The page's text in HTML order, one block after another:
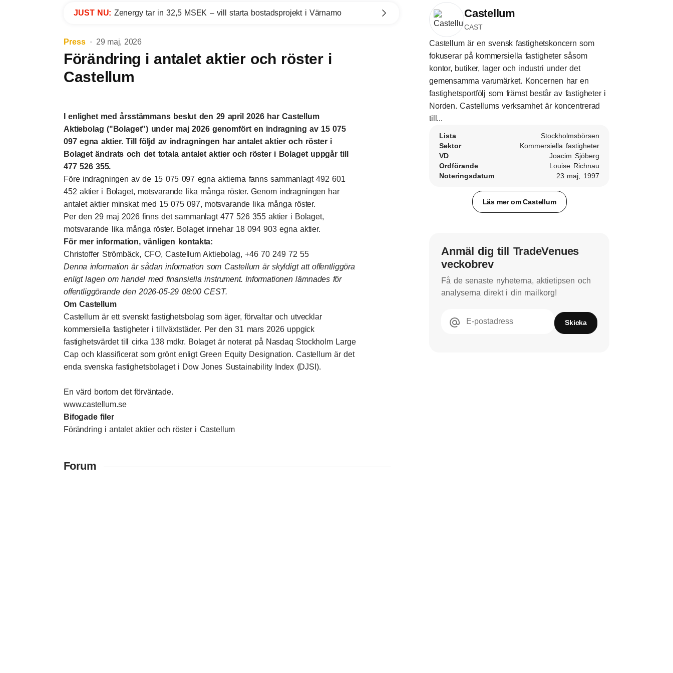
JUST NU: Zenergy tar in 32,5 MSEK – vill starta bostadsprojekt i Värnamo
Press 29 maj, 2026
Förändring i antalet aktier och röster i
Castellum
I enlighet med årsstämmans beslut den 29 april 2026 har Castellum
Aktiebolag ("Bolaget") under maj 2026 genomfört en indragning av 15 075
097 egna aktier. Till följd av indragningen har antalet aktier och röster i
Bolaget ändrats och det totala antalet aktier och röster i Bolaget uppgår till
477 526 355.
Före indragningen av de 15 075 097 egna aktierna fanns sammanlagt 492 601
452 aktier i Bolaget, motsvarande lika många röster. Genom indragningen har
antalet aktier minskat med 15 075 097, motsvarande lika många röster.
Per den 29 maj 2026 finns det sammanlagt 477 526 355 aktier i Bolaget,
motsvarande lika många röster. Bolaget innehar 18 094 903 egna aktier.
För mer information, vänligen kontakta:
Christoffer Strömbäck, CFO, Castellum Aktiebolag, +46 70 249 72 55
Denna information är sådan information som Castellum är skyldigt att offentliggöra
enligt lagen om handel med finansiella instrument. Informationen lämnades för
offentliggörande den 2026-05-29 08:00 CEST.
Om Castellum
Castellum är ett svenskt fastighetsbolag som äger, förvaltar och utvecklar
kommersiella fastigheter i tillväxtstäder. Per den 31 mars 2026 uppgick
fastighetsvärdet till cirka 138 mdkr. Bolaget är noterat på Nasdaq Stockholm Large
Cap och klassificerat som grönt enligt Green Equity Designation. Castellum är det
enda svenska fastighetsbolaget i Dow Jones Sustainability Index (DJSI).
En värd bortom det förväntade.
www.castellum.se
Bifogade filer
Förändring i antalet aktier och röster i Castellum
Forum
Castellum
CAST
Castellum är en svensk fastighetskoncern som
fokuserar på kommersiella fastigheter såsom
kontor, butiker, lager och industri under det
gemensamma varumärket. Koncernen har en
fastighetsportfölj som främst består av fastigheter i
Norden. Castellums verksamhet är koncentrerad
till...
Lista
Stockholmsbörsen
Sektor
Kommersiella fastigheter
VD
Joacim Sjöberg
Ordförande
Louise Richnau
Noteringsdatum
23 maj, 1997
Läs mer om Castellum
Anmäl dig till TradeVenues
veckobrev
Få de senaste nyheterna, aktietipsen och
analyserna direkt i din mailkorg!
E-postadress Skicka